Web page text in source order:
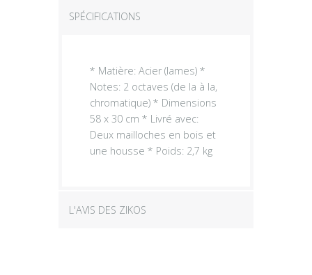
SPÉCIFICATIONS
* Matière: Acier (lames) *
Notes: 2 octaves (de la à la,
chromatique) * Dimensions
58 x 30 cm * Livré avec:
Deux mailloches en bois et
une housse * Poids: 2,7 kg
L'AVIS DES ZIKOS